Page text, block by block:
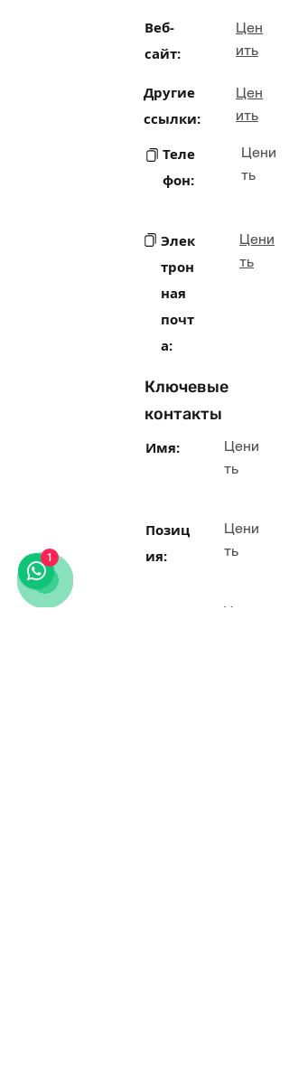
Веб-
сайт:
Цен
ить
Другие
ссылки:
Цен
ить
Теле
фон:
Цени
ть
Элек
трон
ная
почт
а:
Цени
ть
Ключевые
контакты
Имя:
Цени
ть
Позиц
ия:
Цени
ть
Цени
1